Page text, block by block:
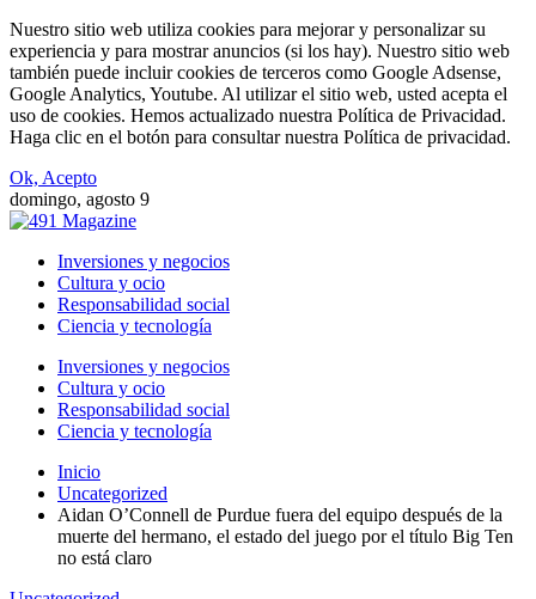
Nuestro sitio web utiliza cookies para mejorar y personalizar su
experiencia y para mostrar anuncios (si los hay). Nuestro sitio web
también puede incluir cookies de terceros como Google Adsense,
Google Analytics, Youtube. Al utilizar el sitio web, usted acepta el
uso de cookies. Hemos actualizado nuestra Política de Privacidad.
Haga clic en el botón para consultar nuestra Política de privacidad.
Ok, Acepto
domingo, agosto 9
Inversiones y negocios
Cultura y ocio
Responsabilidad social
Ciencia y tecnología
Inversiones y negocios
Cultura y ocio
Responsabilidad social
Ciencia y tecnología
Inicio
Uncategorized
Aidan O’Connell de Purdue fuera del equipo después de la
muerte del hermano, el estado del juego por el título Big Ten
no está claro